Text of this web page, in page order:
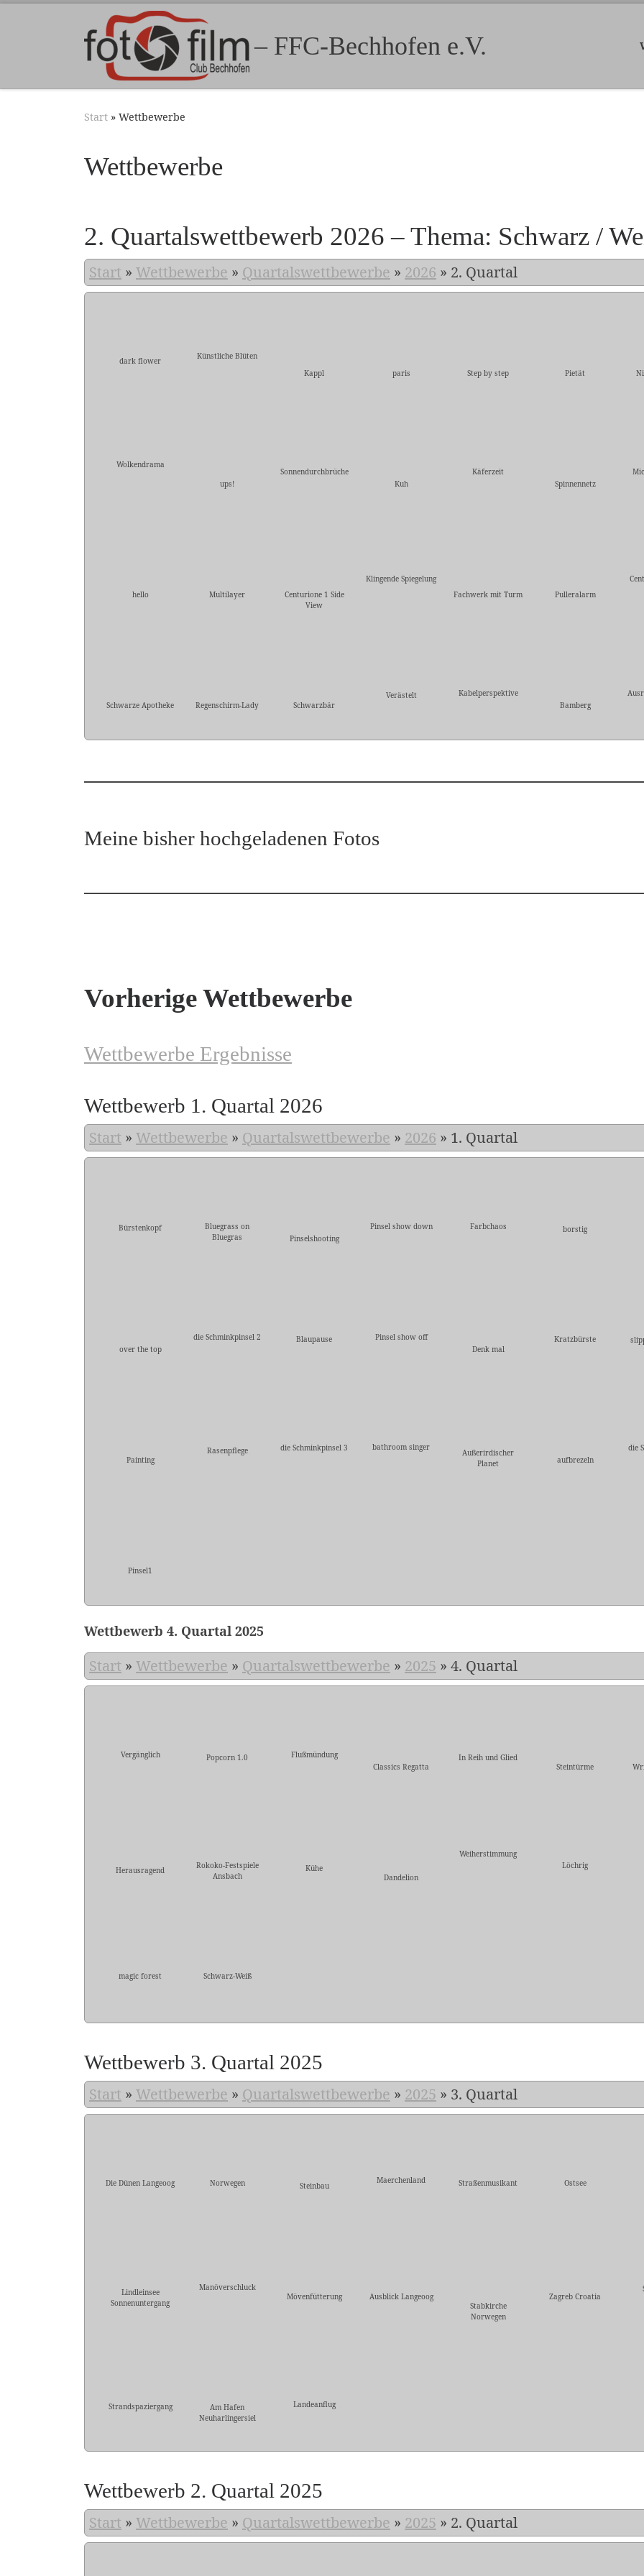
Zum Inhalt springen
– FFC-Bechhofen e.V.
Start » Wettbewerbe
Wettbewerbe
2. Quartalswettbewerb 2026 – Thema: Schwarz /
Start » Wettbewerbe » Quartalswettbewerbe » 2026 » 2. Quartal
dark flower
Künstliche Blüten
Kappl
paris Step by step Pietät
Wolkendrama
ups!
Sonnendurchbrüche
Kuh
Käferzeit
Spinnennetz
hello Multilayer
Centurione 1 Side
View
Klingende Spiegelung
Fachwerk mit Turm
Pulleralarm
Schwarze Apotheke Regenschirm-Lady Schwarzbär
Verästelt
Kabelperspektive
Bamberg
Meine bisher hochgeladenen Fotos
Vorherige Wettbewerbe
Wettbewerbe Ergebnisse
Wettbewerb 1. Quartal 2026
Start » Wettbewerbe » Quartalswettbewerbe » 2026 » 1. Quartal
Bürstenkopf
Bluegrass on
Bluegras
Pinselshooting
Pinsel show down Farbchaos borstig
over the top
die Schminkpinsel 2 Blaupause
Pinsel show off
Denk mal
Kratzbürste
Painting
Rasenpflege die Schminkpinsel 3 bathroom singer
Außerirdischer
Planet
aufbrezeln
die
Pinsel1
Wettbewerb 4. Quartal 2025
Start » Wettbewerbe » Quartalswettbewerbe » 2025 » 4. Quartal
Vergänglich Popcorn 1.0
Flußmündung
Classics Regatta
In Reih und Glied
Steintürme
Herausragend
Rokoko-Festspiele
Ansbach
Kühe
Dandelion
Weiherstimmung
Löchrig
magic forest Schwarz-Weiß
Wettbewerb 3. Quartal 2025
Start » Wettbewerbe » Quartalswettbewerbe » 2025 » 3. Quartal
Die Dünen Langeoog Norwegen Steinbau
Maerchenland Straßenmusikant
Ostsee
Lindleinsee
Sonnenuntergang
Manöverschluck
Mövenfütterung
Ausblick Langeoog
Stabkirche
Norwegen
Zagreb Croatia
Strandspaziergang
Am Hafen
Neuharlingersiel
Landeanflug
Wettbewerb 2. Quartal 2025
Start » Wettbewerbe » Quartalswettbewerbe » 2025 » 2. Quartal